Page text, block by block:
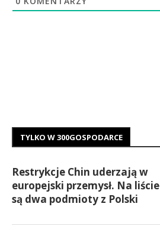
TYLKO W 300GOSPODARCE
Restrykcje Chin uderzają w
europejski przemysł. Na liście
są dwa podmioty z Polski